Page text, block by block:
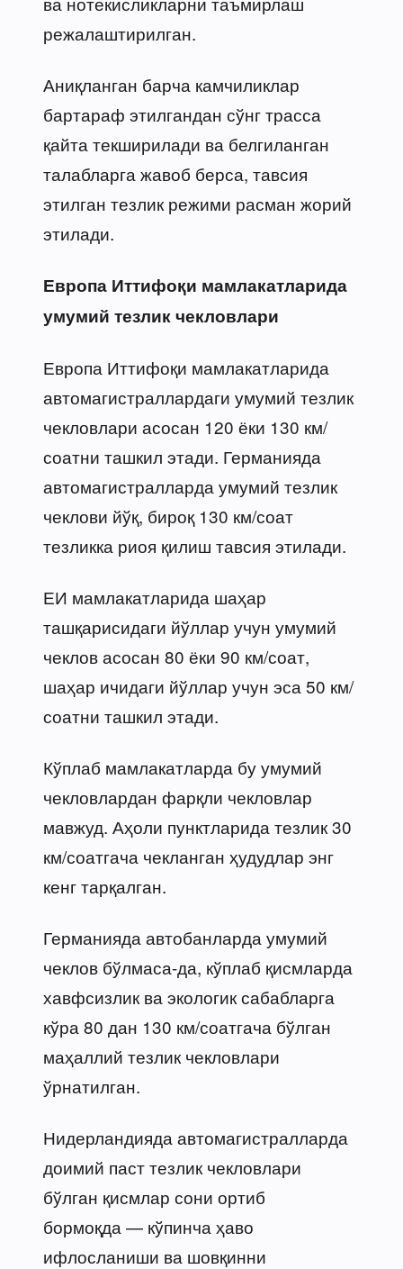
режалаштирилган.
Аниқланган барча камчиликлар
бартараф этилгандан сўнг трасса
қайта текширилади ва белгиланган
талабларга жавоб берса, тавсия
этилган тезлик режими расман жорий
этилади.
Европа Иттифоқи мамлакатларида
умумий тезлик чекловлари
Европа Иттифоқи мамлакатларида
автомагистраллардаги умумий тезлик
чекловлари асосан 120 ёки 130 км/
соатни ташкил этади. Германияда
автомагистралларда умумий тезлик
чеклови йўқ, бироқ 130 км/соат
тезликка риоя қилиш тавсия этилади.
ЕИ мамлакатларида шаҳар
ташқарисидаги йўллар учун умумий
чеклов асосан 80 ёки 90 км/соат,
шаҳар ичидаги йўллар учун эса 50 км/
соатни ташкил этади.
Кўплаб мамлакатларда бу умумий
чекловлардан фарқли чекловлар
мавжуд. Аҳоли пунктларида тезлик 30
км/соатгача чекланган ҳудудлар энг
кенг тарқалган.
Германияда автобанларда умумий
чеклов бўлмаса-да, кўплаб қисмларда
хавфсизлик ва экологик сабабларга
кўра 80 дан 130 км/соатгача бўлган
маҳаллий тезлик чекловлари
ўрнатилган.
Нидерландияда автомагистралларда
доимий паст тезлик чекловлари
бўлган қисмлар сони ортиб
бормоқда — кўпинча ҳаво
ифлосланиши ва шовқинни